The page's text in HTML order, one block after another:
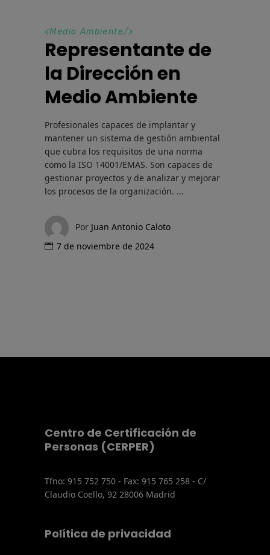
<Medio Ambiente/>
Representante de
la Dirección en
Medio Ambiente
Profesionales capaces de implantar y
mantener un sistema de gestión ambiental
que cubra los requisitos de una norma
como la ISO 14001/EMAS. Son capaces de
gestionar proyectos y de analizar y mejorar
los procesos de la organización.
Por Juan Antonio Caloto
7 de noviembre de 2024
Centro de Certificación de
Personas (CERPER)
Tfno: 915 752 750 - Fax: 915 765 258 - C/
Claudio Coello, 92 28006 Madrid
Política de privacidad